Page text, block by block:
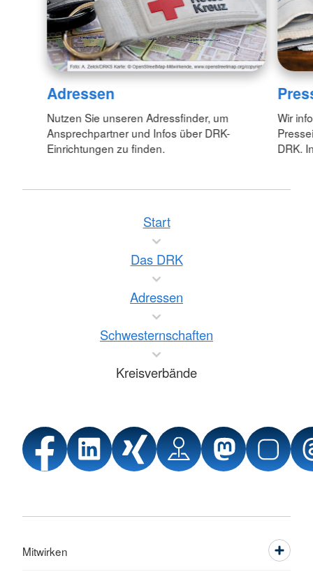
Adressen
Nutzen Sie unseren Adressfinder, um
Ansprechpartner und Infos über DRK-
Einrichtungen zu finden.
Wir
DRK.
Start
Das DRK
Adressen
Schwesternschaften
Kreisverbände
Mitwirken